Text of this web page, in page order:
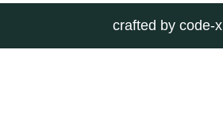
crafted bycode-x